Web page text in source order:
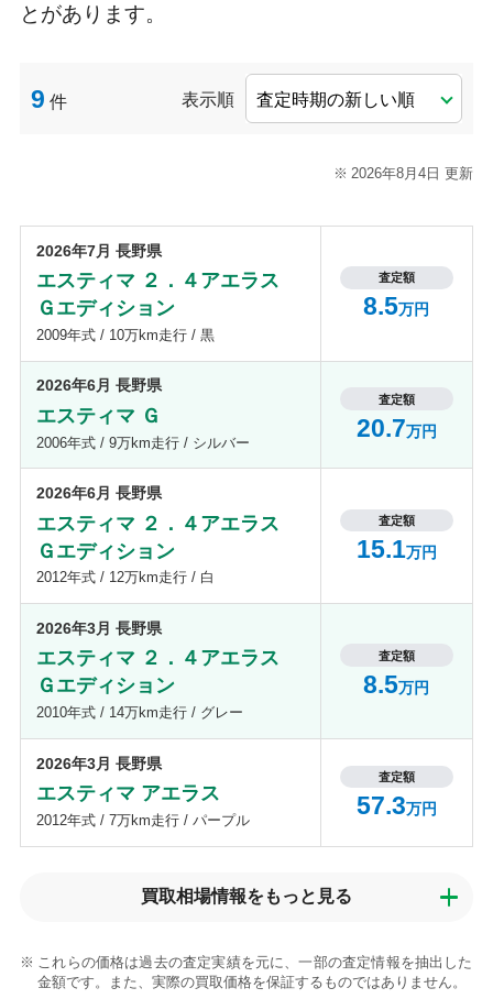
とがあります。
9 件 表示順
2026年8月4日 更新
2026年7月 長野県
エスティマ ２．４アエラス
Ｇエディション
2009年式 / 10万km走行 / 黒
査定額
8.5万円
2026年6月 長野県
エスティマ Ｇ
2006年式 / 9万km走行 / シルバー
査定額
20.7万円
2026年6月 長野県
エスティマ ２．４アエラス
Ｇエディション
2012年式 / 12万km走行 / 白
査定額
15.1万円
2026年3月 長野県
エスティマ ２．４アエラス
Ｇエディション
2010年式 / 14万km走行 / グレー
査定額
8.5万円
2026年3月 長野県
エスティマ アエラス
2012年式 / 7万km走行 / パープル
査定額
57.3万円
買取相場情報をもっと見る
これらの価格は過去の査定実績を元に、一部の査定情報を抽出した
金額です。また、実際の買取価格を保証するものではありません。